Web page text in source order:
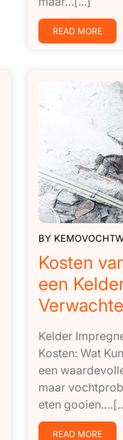
READ MORE
BY
Kosten
een
Kelder
Kosten: Wat
een
maar
eten
READ MORE